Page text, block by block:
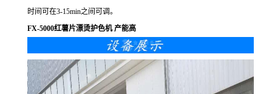
时间可在3-15min之间可调。
FX-5000红薯片漂烫护色机 产能高